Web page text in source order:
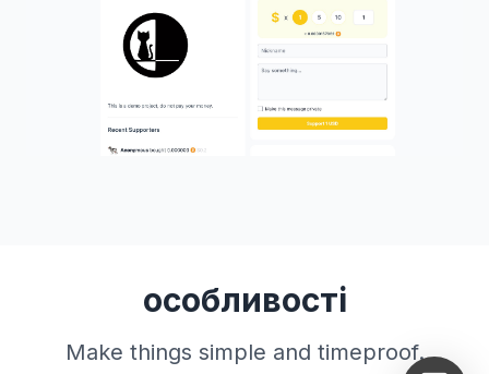
особливості
Make things simple and timeproof.